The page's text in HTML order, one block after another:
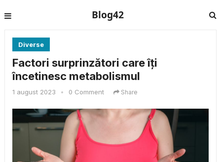
Blog42
Diverse
Factori surprinzători care îți
încetinesc metabolismul
1 august 2023 • 0 Comment Share